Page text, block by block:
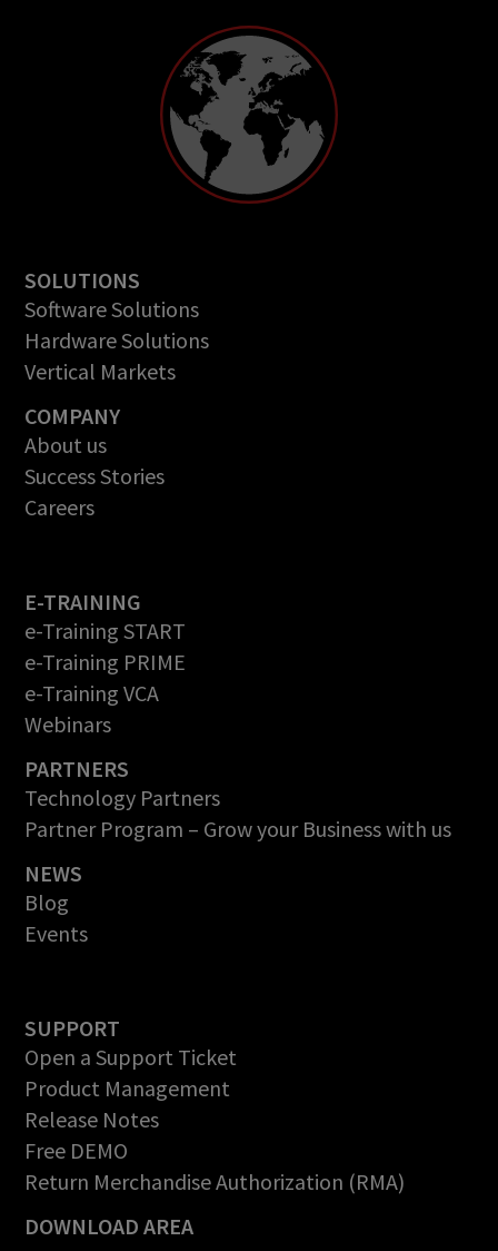
SOLUTIONS
Software Solutions
Hardware Solutions
Vertical Markets
COMPANY
About us
Success Stories
Careers
E-TRAINING
e-Training START
e-Training PRIME
e-Training VCA
Webinars
PARTNERS
Technology Partners
Partner Program – Grow your Business with us
NEWS
Blog
Events
SUPPORT
Open a Support Ticket
Product Management
Release Notes
Free DEMO
Return Merchandise Authorization (RMA)
DOWNLOAD AREA